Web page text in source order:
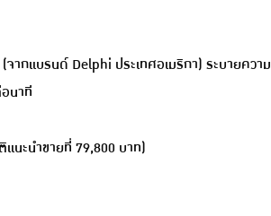
กแบรนด์ Delphi ประเทศอเมริกา) ระบายความ
นาที
นะนำขายที่ 79,800 บาท)